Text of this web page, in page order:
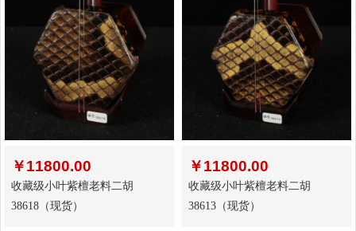
￥11800.00
收藏级小叶紫檀老料二胡
38618（现货）
￥11800.00
收藏级小叶紫檀老料二胡
38613（现货）